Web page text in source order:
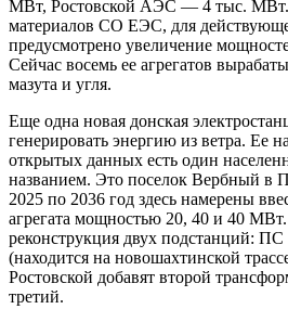
МВт, Ростовской АЭС — 4 тыс. МВт.
материалов СО ЕЭС, для
предусмотрено увеличение
Сейчас восемь ее агрегатов
мазута и угля.
Еще одна новая донская
генерировать энергию из ветра.
открытых данных есть один
названием. Это поселок Вербный в
2025 по 2036 год здесь намерены
агрегата мощностью 20, 40 и 40 МВт.
реконструкция двух подстанций: ПС
(находится на новошахтинской
Ростовской добавят второй
третий.